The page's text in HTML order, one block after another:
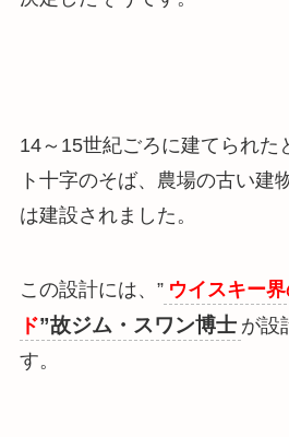
14～15世紀ごろに建てられた
ト十字のそば、農場の古い建
は建設されました。
この設計には、” ウイスキー
ド”故ジム・スワン博士 が設
す。